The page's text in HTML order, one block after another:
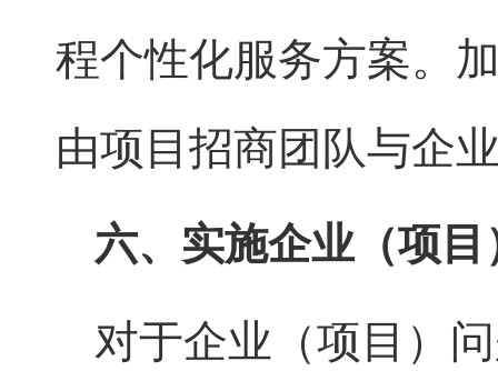
程个性化服务方案。
由项目招商团队与企
六、实施企业（项
对于企业（项目）